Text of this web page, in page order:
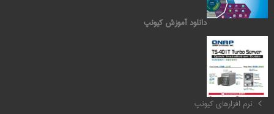
دانلود آموزش کیونپ
کیونپ QNAP
نرم افزارهای کیونپ